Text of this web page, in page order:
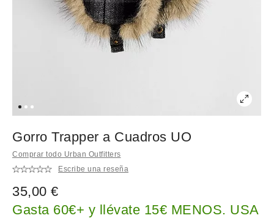
Gorro Trapper a Cuadros UO
Comprar todo Urban Outfitters
Escribe una reseña
35,00 €
Gasta 60€+ y llévate 15€ MENOS. USA